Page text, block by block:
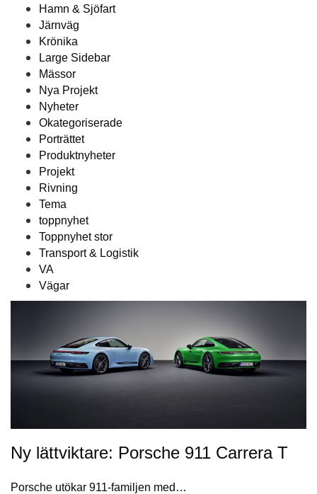
Hamn & Sjöfart
Järnväg
Krönika
Large Sidebar
Mässor
Nya Projekt
Nyheter
Okategoriserade
Porträttet
Produktnyheter
Projekt
Rivning
Tema
toppnyhet
Toppnyhet stor
Transport & Logistik
VA
Vägar
Ny lättviktare: Porsche 911 Carrera T
Porsche utökar 911-familjen med…